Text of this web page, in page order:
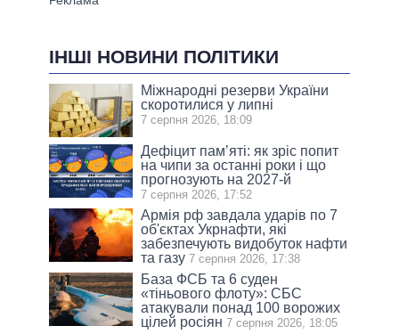
ІНШІ НОВИНИ ПОЛІТИКИ
Міжнародні резерви України
скоротилися у липні
7 серпня 2026, 18:09
Дефіцит пам’яті: як зріс попит
на чипи за останні роки і що
прогнозують на 2027-й
7 серпня 2026, 17:52
Армія рф завдала ударів по 7
об'єктах Укрнафти, які
забезпечують видобуток нафти
та газу 7 серпня 2026, 17:38
База ФСБ та 6 суден
«тіньового флоту»: СБС
атакували понад 100 ворожих
цілей росіян 7 серпня 2026, 18:05